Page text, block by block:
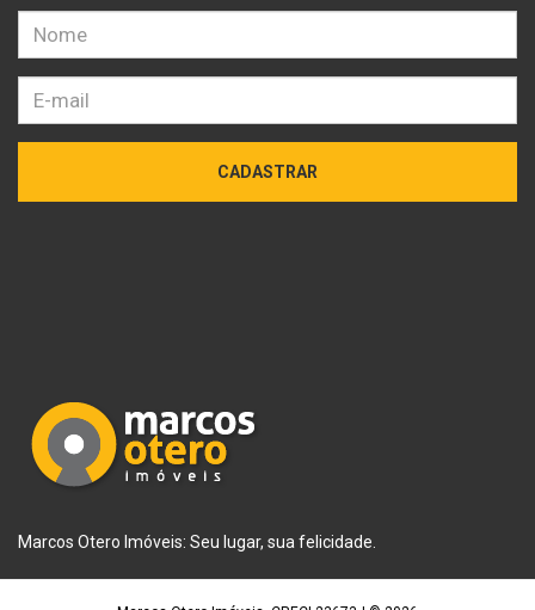
CADASTRAR
Marcos Otero Imóveis: Seu lugar, sua felicidade.